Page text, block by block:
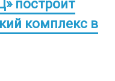
построит
комплекс в